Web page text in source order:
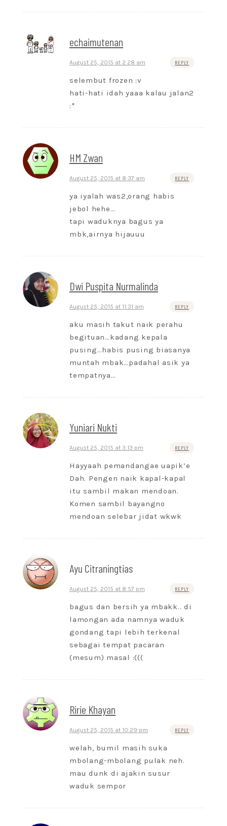
echaimutenan
August 25, 2015 at 2:28 am REPLY
selembut frozen :v
hati-hati idah yaaa kalau jalan2
:*
HM Zwan
August 25, 2015 at 8:37 am REPLY
ya iyalah was2,orang habis
jebol hehe…
tapi waduknya bagus ya
mbk,airnya hijauuu
Dwi Puspita Nurmalinda
August 25, 2015 at 11:31 am REPLY
aku masih takut naik perahu
begituan…kadang kepala
pusing…habis pusing biasanya
muntah mbak…padahal asik ya
tempatnya…
Yuniari Nukti
August 25, 2015 at 3:13 pm REPLY
Hayyaah pemandangae uapik’e
Dah. Pengen naik kapal-kapal
itu sambil makan mendoan.
Komen sambil bayangno
mendoan selebar jidat wkwk
Ayu Citraningtias
August 25, 2015 at 8:57 pm REPLY
bagus dan bersih ya mbakk.. di
lamongan ada namnya waduk
gondang tapi lebih terkenal
sebagai tempat pacaran
(mesum) masal :(((
Ririe Khayan
August 25, 2015 at 10:29 pm REPLY
welah, bumil masih suka
mbolang-mbolang pulak neh.
mau dunk di ajakin susur
waduk sempor